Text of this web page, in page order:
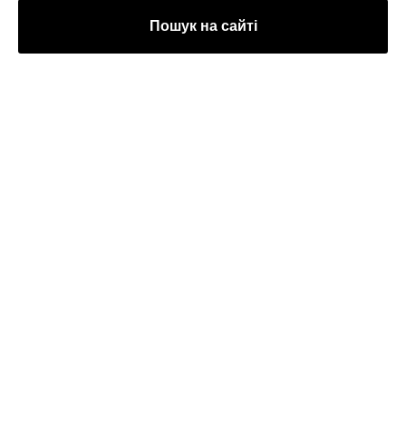
Пошук на сайті